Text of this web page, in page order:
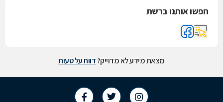
חפשו אותנו ברשת
מצאת מידע לא מדוייק?דווח על טעות